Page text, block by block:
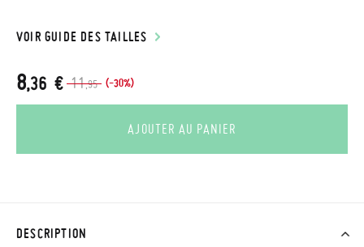
VOIR GUIDE DES TAILLES
11,95 (-30%)
8,36 €
AJOUTER AU PANIER
DESCRIPTION